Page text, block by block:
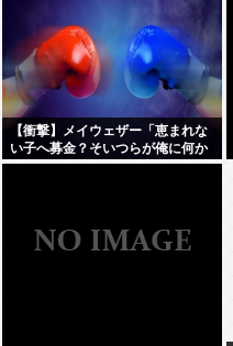
【衝撃】メイウェザー「恵まれな
い子へ募金？そいつらが俺に何か
してくれたのか・・・・・・？」